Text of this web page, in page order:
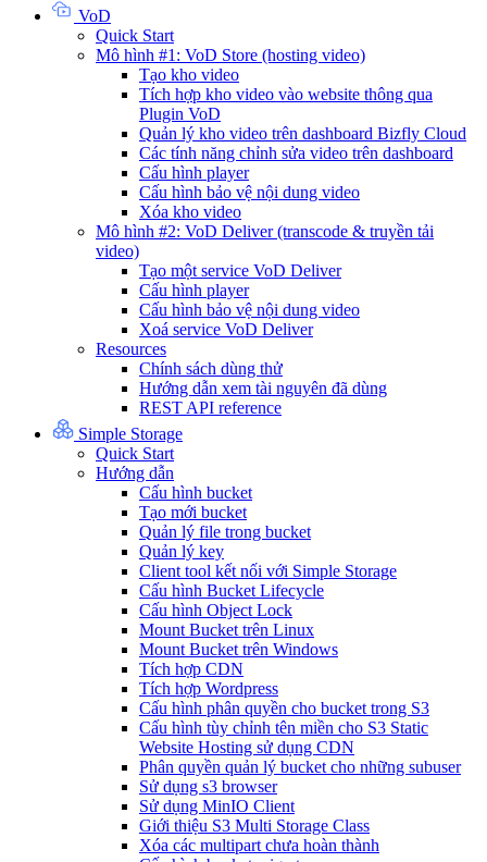
VoD
Quick Start
Mô hình #1: VoD Store (hosting video)
Tạo kho video
Tích hợp kho video vào website thông qua
Plugin VoD
Quản lý kho video trên dashboard Bizfly Cloud
Các tính năng chỉnh sửa video trên dashboard
Cấu hình player
Cấu hình bảo vệ nội dung video
Xóa kho video
Mô hình #2: VoD Deliver (transcode & truyền tải
video)
Tạo một service VoD Deliver
Cấu hình player
Cấu hình bảo vệ nội dung video
Xoá service VoD Deliver
Resources
Chính sách dùng thử
Hướng dẫn xem tài nguyên đã dùng
REST API reference
Simple Storage
Quick Start
Hướng dẫn
Cấu hình bucket
Tạo mới bucket
Quản lý file trong bucket
Quản lý key
Client tool kết nối với Simple Storage
Cấu hình Bucket Lifecycle
Cấu hình Object Lock
Mount Bucket trên Linux
Mount Bucket trên Windows
Tích hợp CDN
Tích hợp Wordpress
Cấu hình phân quyền cho bucket trong S3
Cấu hình tùy chỉnh tên miền cho S3 Static
Website Hosting sử dụng CDN
Phân quyền quản lý bucket cho những subuser
Sử dụng s3 browser
Sử dụng MinIO Client
Giới thiệu S3 Multi Storage Class
Xóa các multipart chưa hoàn thành